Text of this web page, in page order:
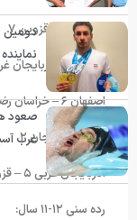
اصفهان ٨ – قزوین ٧
تهران ۵ – آذربایجان غربی ۴
اصفهان ۶ – خراسان رضوی ٢
تهران ٧ – زنجان ٢
آذربایجان غربی ۵ – قزوین ١۰
رده سنی ١٢-١١ سال:
دومین
غرب